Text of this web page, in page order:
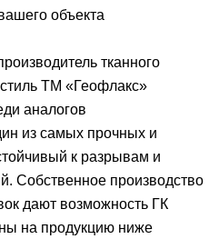
объекта
тканного
ТМ «Геофлакс»
аналогов
из самых прочных и
к разрывам и
Собственное производство
дают возможность ГК
на продукцию ниже